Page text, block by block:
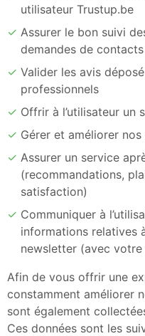
utilisateur Trustup.be
Assurer le bon suivi
demandes de
Valider les avis
professionnels
Offrir à l’utilisateur un
Gérer et améliorer nos
Assurer un service
(recommandations,
satisfaction)
Communiquer à
informations relatives
newsletter (avec votre
Afin de vous offrir une
constamment améliorer
sont également
Ces données sont les